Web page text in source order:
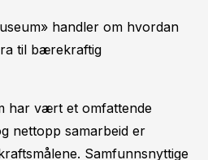
handler om hvordan
til bærekraftig
har vært et omfattende
nettopp samarbeid er
Samfunnsnyttige